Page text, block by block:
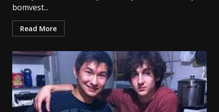
bomvest...
Read More